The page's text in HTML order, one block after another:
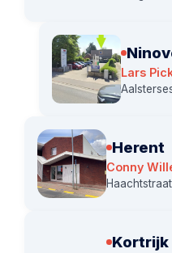
Lars
Herent
Conny
Kortrijk